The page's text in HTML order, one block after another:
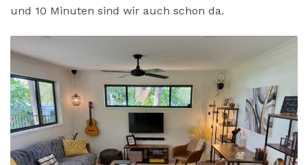
und 10 Minuten sind wir auch schon da.